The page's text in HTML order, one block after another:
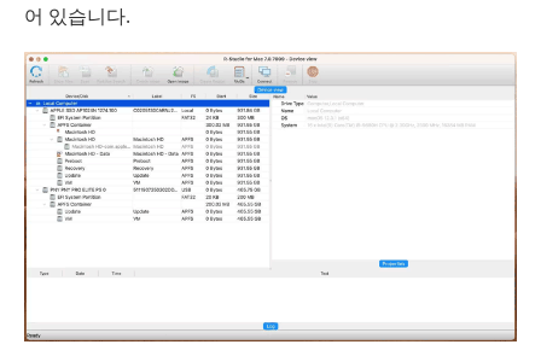
어 있습니다.